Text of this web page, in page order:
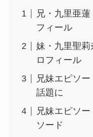
兄・九里亜
フィール
妹・九里聖
ロフィール
兄妹エピソ
話題に
兄妹エピソ
ソード